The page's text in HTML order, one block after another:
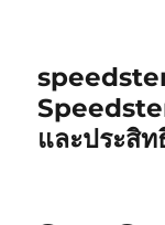
และประสิ